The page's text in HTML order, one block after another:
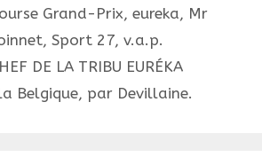
Grand-Prix,eureka, Mr
, Sport 27, v.a.p.
DE LA TRIBU EURÉKA
Belgique, par Devillaine.